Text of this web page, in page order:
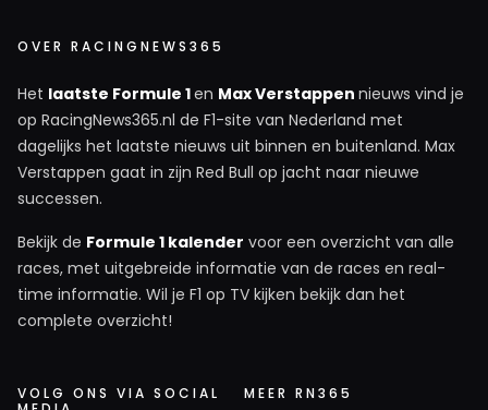
OVER RACINGNEWS365
Het laatste Formule 1en Max Verstappen nieuws vind je
op RacingNews365.nl de F1-site van Nederland met
dagelijks het laatste nieuws uit binnen en buitenland. Max
Verstappen gaat in zijn Red Bull op jacht naar nieuwe
successen.
Bekijk de Formule 1 kalender voor een overzicht van alle
races, met uitgebreide informatie van de races en real-
time informatie. Wil je F1 op TV kijken bekijk dan het
complete overzicht!
VOLG ONS VIA SOCIAL
MEER RN365